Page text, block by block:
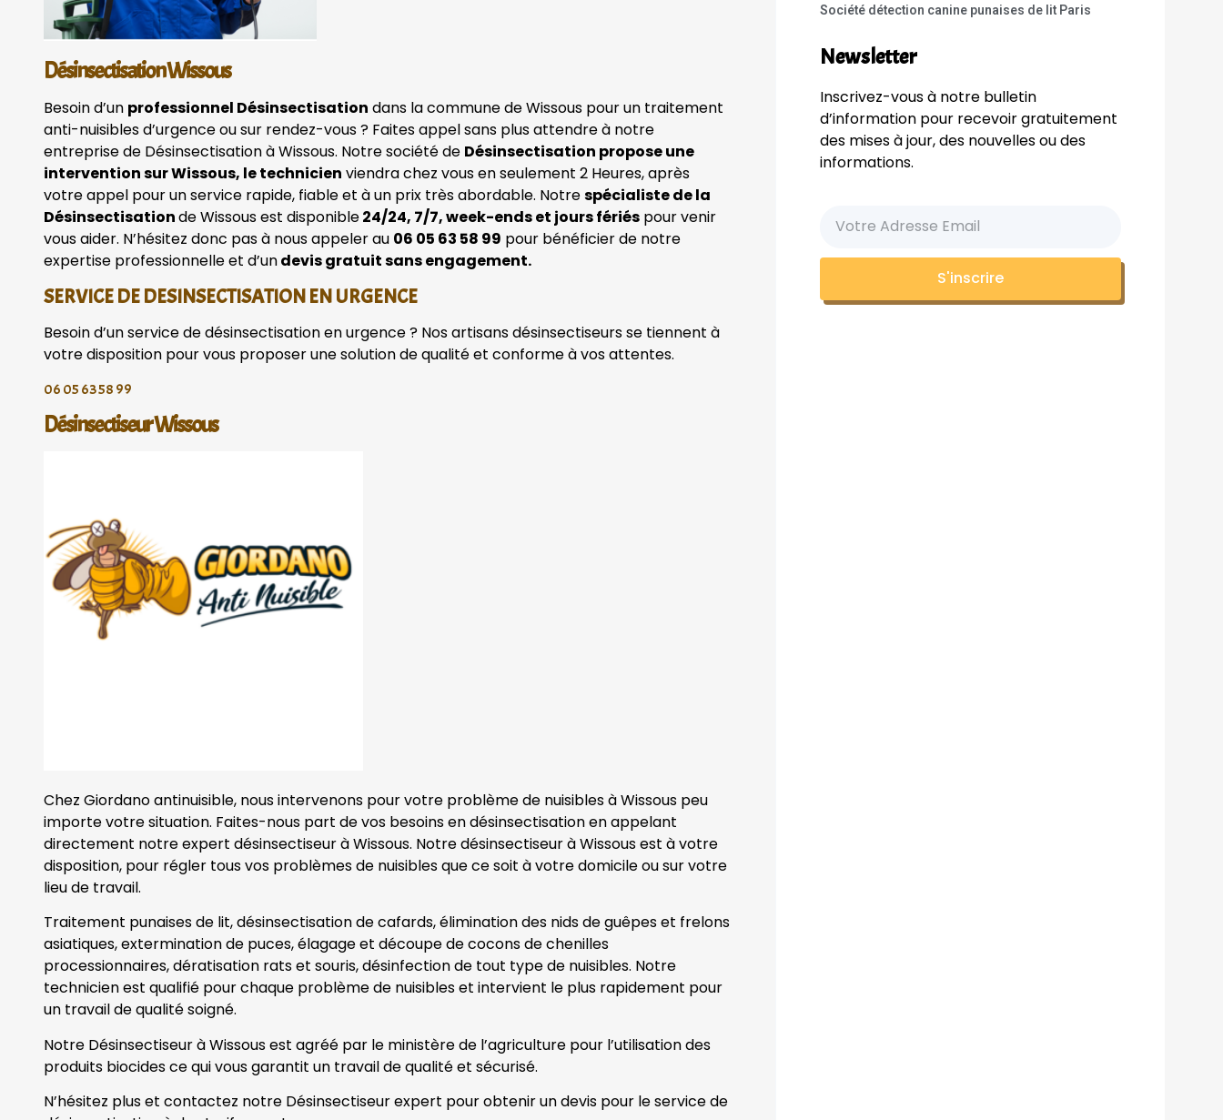
Désinsectisation Wissous
Besoin d’un professionnel Désinsectisation dans la commune de Wissous pour un traitement
anti-nuisibles d’urgence ou sur rendez-vous ? Faites appel sans plus attendre à notre
entreprise de Désinsectisation à Wissous. Notre société de Désinsectisation propose une
intervention sur Wissous, le technicien viendra chez vous en seulement 2 Heures, après
votre appel pour un service rapide, fiable et à un prix très abordable. Notrespécialiste de la
Désinsectisationde Wissous est disponible24/24, 7/7, week-ends et jours fériés pour venir
vous aider. N’hésitez donc pas à nous appeler au 06 05 63 58 99 pour bénéficier de notre
expertise professionnelle et d’undevis gratuit sans engagement.
SERVICE DE DESINSECTISATION EN URGENCE
Besoin d’un service de désinsectisation en urgence ? Nos artisans désinsectiseurs se tiennent à
votre disposition pour vous proposer une solution de qualité et conforme à vos attentes.
06 05 63 58 99
Désinsectiseur Wissous
Chez Giordano antinuisible, nous intervenons pour votre problème de nuisibles à Wissous peu
importe votre situation. Faites-nous part de vos besoins en désinsectisation en appelant
directement notre expert désinsectiseur à Wissous. Notre désinsectiseur à Wissous est à votre
disposition, pour régler tous vos problèmes de nuisibles que ce soit à votre domicile ou sur votre
lieu de travail.
Traitement punaises de lit, désinsectisation de cafards, élimination des nids de guêpes et frelons
asiatiques, extermination de puces, élagage et découpe de cocons de chenilles
processionnaires, dératisation rats et souris, désinfection de tout type de nuisibles. Notre
technicien est qualifié pour chaque problème de nuisibles et intervient le plus rapidement pour
un travail de qualité soigné.
Notre Désinsectiseur à Wissous est agréé par le ministère de l’agriculture pour l’utilisation des
produits biocides ce qui vous garantit un travail de qualité et sécurisé.
N’hésitez plus et contactez notre Désinsectiseur expert pour obtenir un devis pour le service de
Société détection canine punaises de lit Paris
Newsletter
Inscrivez-vous à notre bulletin
d’information pour recevoir gratuitement
des mises à jour, des nouvelles ou des
informations.
S'inscrire